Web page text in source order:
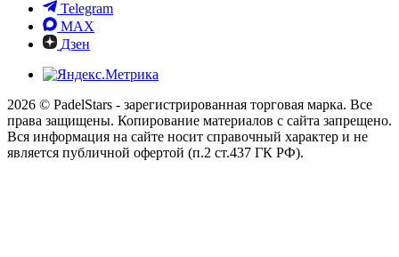
Telegram
MAX
Дзен
2026 © PadelStars - зарегистрированная торговая марка. Все
права защищены. Копирование материалов с сайта запрещено.
Вся информация на сайте носит справочный характер и не
является публичной офертой (п.2 ст.437 ГК РФ).